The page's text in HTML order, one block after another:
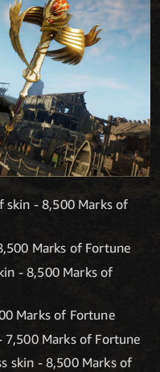
skin - 8,500 Marks of
Marks of Fortune
- 8,500 Marks of
Marks of Fortune
7,500 Marks of Fortune
skin - 8,500 Marks of